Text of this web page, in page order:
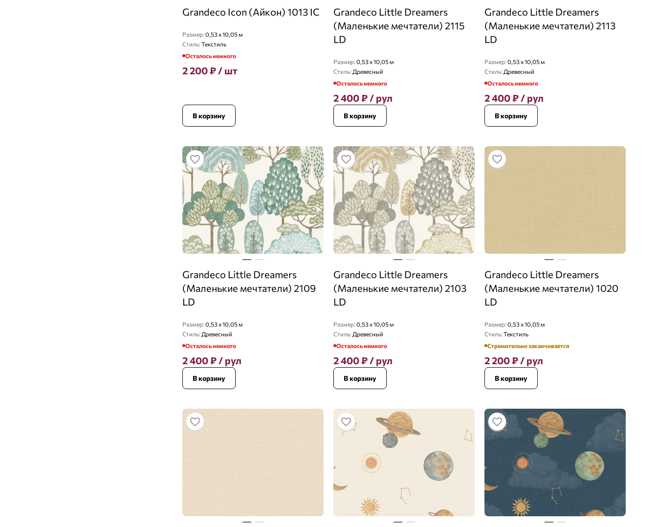
Grandeco Icon (Айкон) 1013 IC
Размер: 0,53 x 10,05 м
Стиль: Текстиль
Осталось немного
2 200₽/ шт
В корзину
Grandeco Little Dreamers
(Маленькие мечтатели) 2115
LD
Размер: 0,53 x 10,05 м
Стиль: Древесный
Осталось немного
2 400₽/ рул
В корзину
Grandeco Little Dreamers
(Маленькие мечтатели) 2113
LD
Размер: 0,53 x 10,05 м
Стиль: Древесный
Осталось немного
2 400₽/ рул
В корзину
Grandeco Little Dreamers
(Маленькие мечтатели) 2109
LD
Размер: 0,53 x 10,05 м
Стиль: Древесный
Осталось немного
2 400₽/ рул
В корзину
Grandeco Little Dreamers
(Маленькие мечтатели) 2103
LD
Размер: 0,53 x 10,05 м
Стиль: Древесный
Осталось немного
2 400₽/ рул
В корзину
Grandeco Little Dreamers
(Маленькие мечтатели) 1020
LD
Размер: 0,53 x 10,05 м
Стиль: Текстиль
Стремительно заканчивается
2 200₽/ рул
В корзину